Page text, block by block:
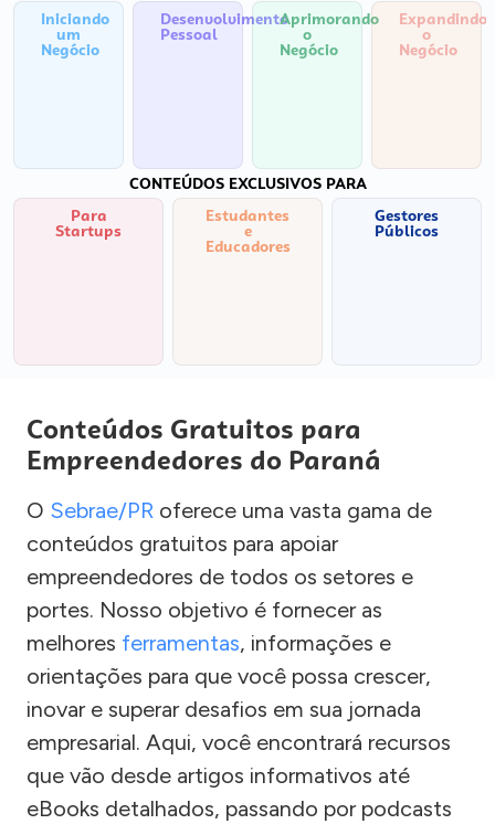
Iniciando
um
Negócio
Desenvolvimento
Pessoal
Aprimorando
o
Negócio
Expandindo
o
Negócio
CONTEÚDOS EXCLUSIVOS PARA
Para
Startups
Estudantes
e
Educadores
Gestores
Públicos
Conteúdos Gratuitos para
Empreendedores do Paraná
O Sebrae/PR oferece uma vasta gama de
conteúdos gratuitos para apoiar
empreendedores de todos os setores e
portes. Nosso objetivo é fornecer as
melhores ferramentas, informações e
orientações para que você possa crescer,
inovar e superar desafios em sua jornada
empresarial. Aqui, você encontrará recursos
que vão desde artigos informativos até
eBooks detalhados, passando por podcasts